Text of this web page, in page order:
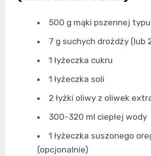
500 g mąki pszennej
7 g suchych drożdży (lub
1 łyżeczka cukru
1 łyżeczka soli
2 łyżki oliwy z oliwek
300-320 ml ciepłej wody
1 łyżeczka suszonego
(opcjonalnie)